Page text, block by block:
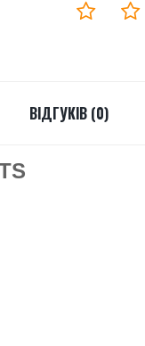
ВІДГУКІВ (0)